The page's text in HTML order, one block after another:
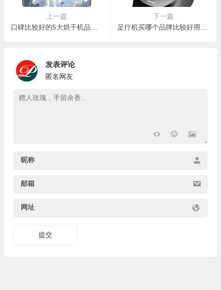
上一篇
下一篇
发表评论
匿名网友
昵称
邮箱
网址
提交
💰